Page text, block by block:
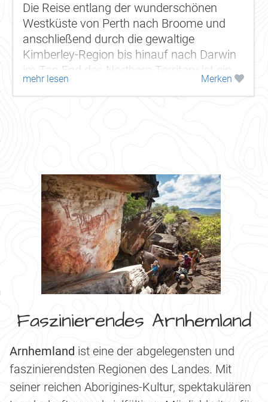
Die Reise entlang der wunderschönen
Westküste von Perth nach Broome und
anschließend durch die gewaltige
Kimberley-Region bis hinauf nach Darwin
im Top End des Northern Territory ist ein
beeindruckendes Erlebnis. Es erwarten Sie
mehr lesen Merken
Faszinierendes Arnhemland
Arnhemland ist eine der abgelegensten und
faszinierendsten Regionen des Landes. Mit
seiner reichen Aborigines-Kultur, spektakulären